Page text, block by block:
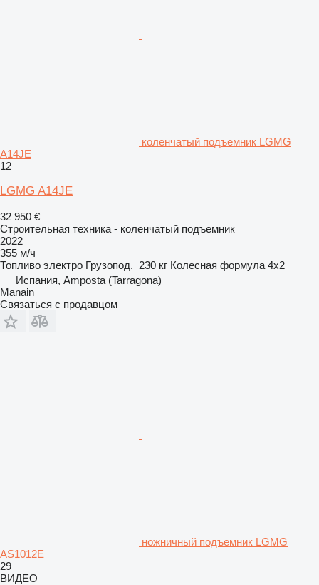
коленчатый подъемник LGMG
A14JE
12
LGMG A14JE
32 950 €
Строительная техника - коленчатый подъемник
2022
355 м/ч
Топливо электро Грузопод. 230 кг Колесная формула 4x2
Испания, Amposta (Tarragona)
Manain
Связаться с продавцом
ножничный подъемник LGMG
AS1012E
29
ВИДЕО